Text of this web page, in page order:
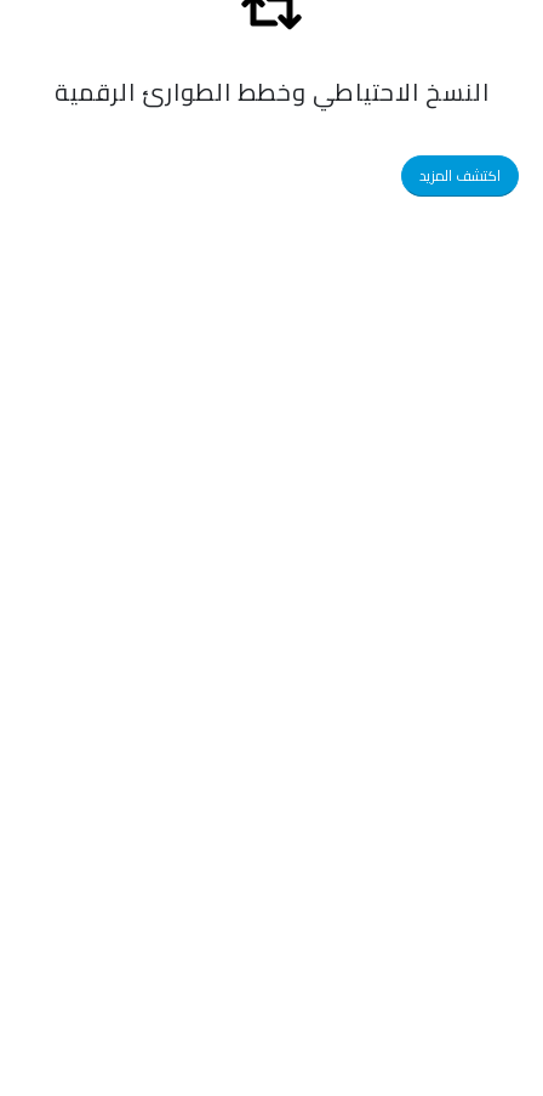
النسخ الاحتياطي وخطط الطوارئ الرقمية
اكتشف المزيد